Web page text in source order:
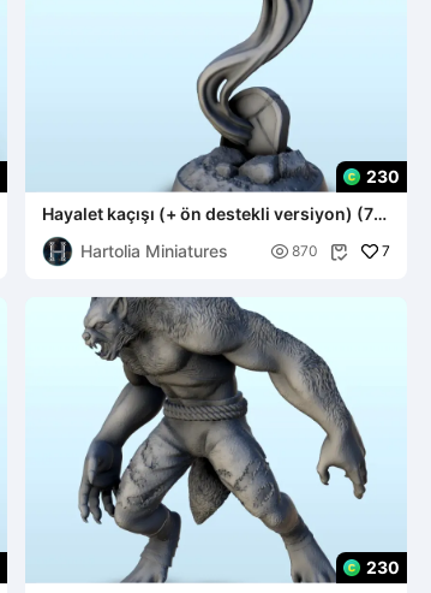
230
Hayalet kaçışı (+ ön destekli versiyon) (7)
- minyatürler wa
Hartolia Miniatures
 870  7
230